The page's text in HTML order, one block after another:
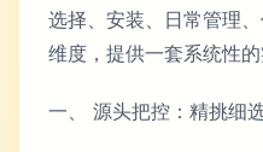
选择、安装、日常管理
维度，提供一套系统性的
一、 源头把控：精挑细